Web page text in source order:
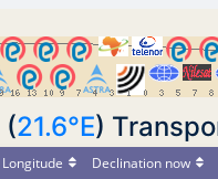
(21.6°E)
Longitude Declination now